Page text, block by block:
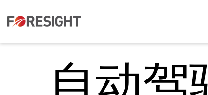
自动驾